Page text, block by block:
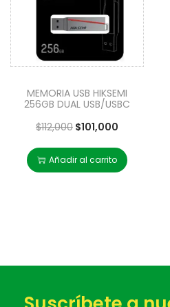
MEMORIA USB HIKSEMI
256GB DUAL USB/USBC
$112,000 $101,000
Añadir al carrito